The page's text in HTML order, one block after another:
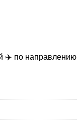
✈️ по направлению